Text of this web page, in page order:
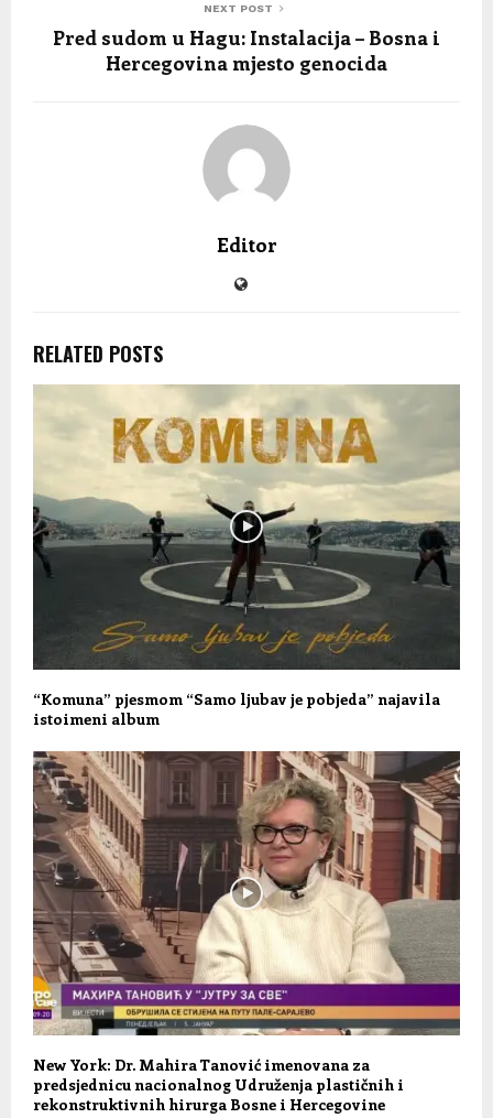
NEXT POST
Pred sudom u Hagu: Instalacija – Bosna i
Hercegovina mjesto genocida
Editor
RELATED POSTS
“Komuna” pjesmom “Samo ljubav je pobjeda” najavila
istoimeni album
New York: Dr. Mahira Tanović imenovana za
predsjednicu nacionalnog Udruženja plastičnih i
rekonstruktivnih hirurga Bosne i Hercegovine